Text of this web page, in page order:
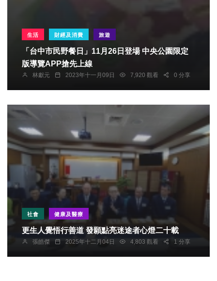
生活 財經及消費 旅遊
「台中市民野餐日」11月26日登場 中央公園限定
版導覽APP搶先上線
林獻元 2023年十一月09日 7,920 觀看 0 分享
社會 健康及醫療
更生人覺悟行善道 發願點亮迷途者心燈二十載
張皓傑 2025年十二月04日 4,803 觀看 1 分享